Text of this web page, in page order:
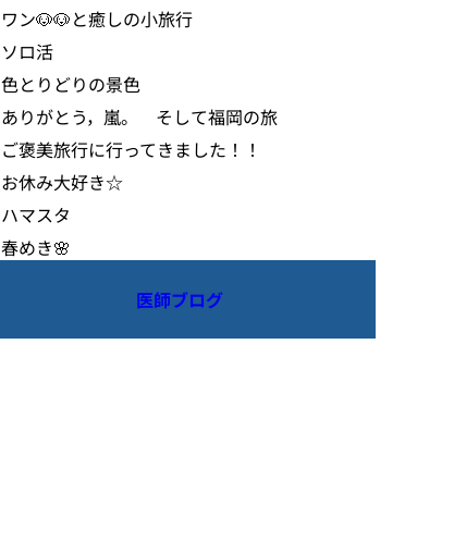
ワン🐶🐶と癒しの小旅行
ソロ活
色とりどりの景色
ありがとう，嵐。 そして福岡の旅
ご褒美旅行に行ってきました！！
お休み大好き☆
ハマスタ
春めき🌸
医師ブログ